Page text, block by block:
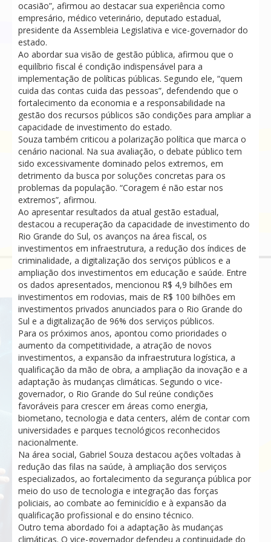
ocasião”, afirmou ao destacar sua experiência como
empresário, médico veterinário, deputado estadual,
presidente da Assembleia Legislativa e vice-governador do
estado.
Ao abordar sua visão de gestão pública, afirmou que o
equilíbrio fiscal é condição indispensável para a
implementação de políticas públicas. Segundo ele, “quem
cuida das contas cuida das pessoas”, defendendo que o
fortalecimento da economia e a responsabilidade na
gestão dos recursos públicos são condições para ampliar a
capacidade de investimento do estado.
Souza também criticou a polarização política que marca o
cenário nacional. Na sua avaliação, o debate público tem
sido excessivamente dominado pelos extremos, em
detrimento da busca por soluções concretas para os
problemas da população. “Coragem é não estar nos
extremos”, afirmou.
Ao apresentar resultados da atual gestão estadual,
destacou a recuperação da capacidade de investimento do
Rio Grande do Sul, os avanços na área fiscal, os
investimentos em infraestrutura, a redução dos índices de
criminalidade, a digitalização dos serviços públicos e a
ampliação dos investimentos em educação e saúde. Entre
os dados apresentados, mencionou R$ 4,9 bilhões em
investimentos em rodovias, mais de R$ 100 bilhões em
investimentos privados anunciados para o Rio Grande do
Sul e a digitalização de 96% dos serviços públicos.
Para os próximos anos, apontou como prioridades o
aumento da competitividade, a atração de novos
investimentos, a expansão da infraestrutura logística, a
qualificação da mão de obra, a ampliação da inovação e a
adaptação às mudanças climáticas. Segundo o vice-
governador, o Rio Grande do Sul reúne condições
favoráveis para crescer em áreas como energia,
biometano, tecnologia e data centers, além de contar com
universidades e parques tecnológicos reconhecidos
nacionalmente.
Na área social, Gabriel Souza destacou ações voltadas à
redução das filas na saúde, à ampliação dos serviços
especializados, ao fortalecimento da segurança pública por
meio do uso de tecnologia e integração das forças
policiais, ao combate ao feminicídio e à expansão da
qualificação profissional e do ensino técnico.
Outro tema abordado foi a adaptação às mudanças
climáticas. O vice-governador defendeu a continuidade do